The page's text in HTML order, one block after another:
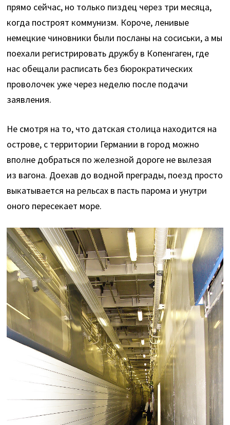
прямо сейчас, но только пиздец через три месяца,
когда построят коммунизм. Короче, ленивые
немецкие чиновники были посланы на сосиськи, а мы
поехали регистрировать дружбу в Копенгаген, где
нас обещали расписать без бюрократических
проволочек уже через неделю после подачи
заявления.
Не смотря на то, что датская столица находится на
острове, с территории Германии в город можно
вполне добраться по железной дороге не вылезая
из вагона. Доехав до водной преграды, поезд просто
выкатывается на рельсах в пасть парома и унутри
оного пересекает море.